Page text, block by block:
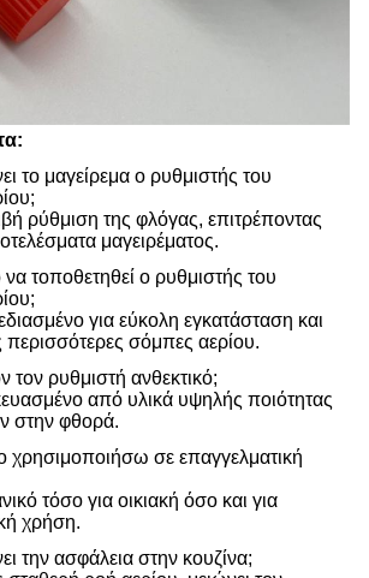
το μαγείρεμα ο ρυθμιστής του
ρύθμιση της φλόγας, επιτρέποντας
μαγειρέματος.
να τοποθετηθεί ο ρυθμιστής του
για εύκολη εγκατάσταση και
περισσότερες σόμπες αερίου.
τον ρυθμιστή ανθεκτικό;
από υλικά υψηλής ποιότητας
στην φθορά.
σε επαγγελματική
τόσο για οικιακή όσο και για
χρήση.
την ασφάλεια στην κουζίνα;